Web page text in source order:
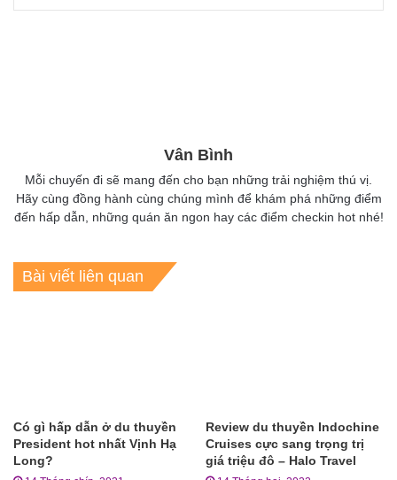
Vân Bình
Mỗi chuyến đi sẽ mang đến cho bạn những trải nghiệm thú vị.
Hãy cùng đồng hành cùng chúng mình để khám phá những điểm
đến hấp dẫn, những quán ăn ngon hay các điểm checkin hot nhé!
Bài viết liên quan
Có gì hấp dẫn ở du thuyền
President hot nhất Vịnh Hạ
Long?
Review du thuyền Indochine
Cruises cực sang trọng trị
giá triệu đô – Halo Travel